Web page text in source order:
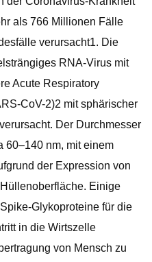
als 766 Millionen Fälle
verursacht1. Die
RNA-Virus mit
Acute Respiratory
CoV-2)2 mit sphärischer
Der Durchmesser
60–140 nm, mit einem
der Expression von
Einige
Glykoproteine ​​für die
in die Wirtszelle
von Mensch zu